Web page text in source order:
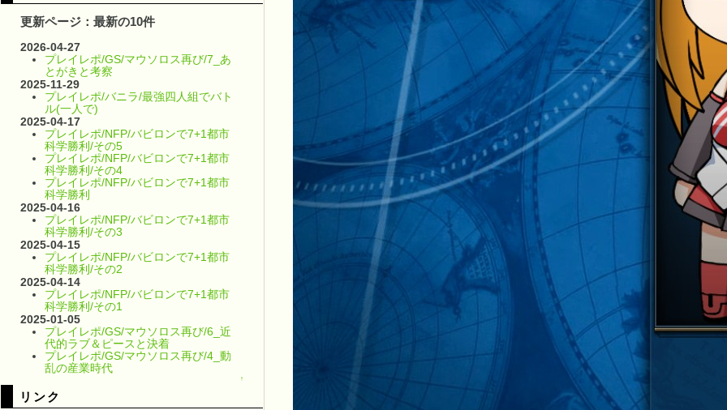
更新ページ：最新の10件
2026-04-27
プレイレポ/GS/マウソロス再び/7_あ
とがきと考察
2025-11-29
プレイレポ/バニラ/最強四人組でバト
ル(一人で)
2025-04-17
プレイレポ/NFP/バビロンで7+1都市
科学勝利/その5
プレイレポ/NFP/バビロンで7+1都市
科学勝利/その4
プレイレポ/NFP/バビロンで7+1都市
科学勝利
2025-04-16
プレイレポ/NFP/バビロンで7+1都市
科学勝利/その3
2025-04-15
プレイレポ/NFP/バビロンで7+1都市
科学勝利/その2
2025-04-14
プレイレポ/NFP/バビロンで7+1都市
科学勝利/その1
2025-01-05
プレイレポ/GS/マウソロス再び/6_近
代的ラブ＆ピースと決着
プレイレポ/GS/マウソロス再び/4_動
乱の産業時代
↑
リンク